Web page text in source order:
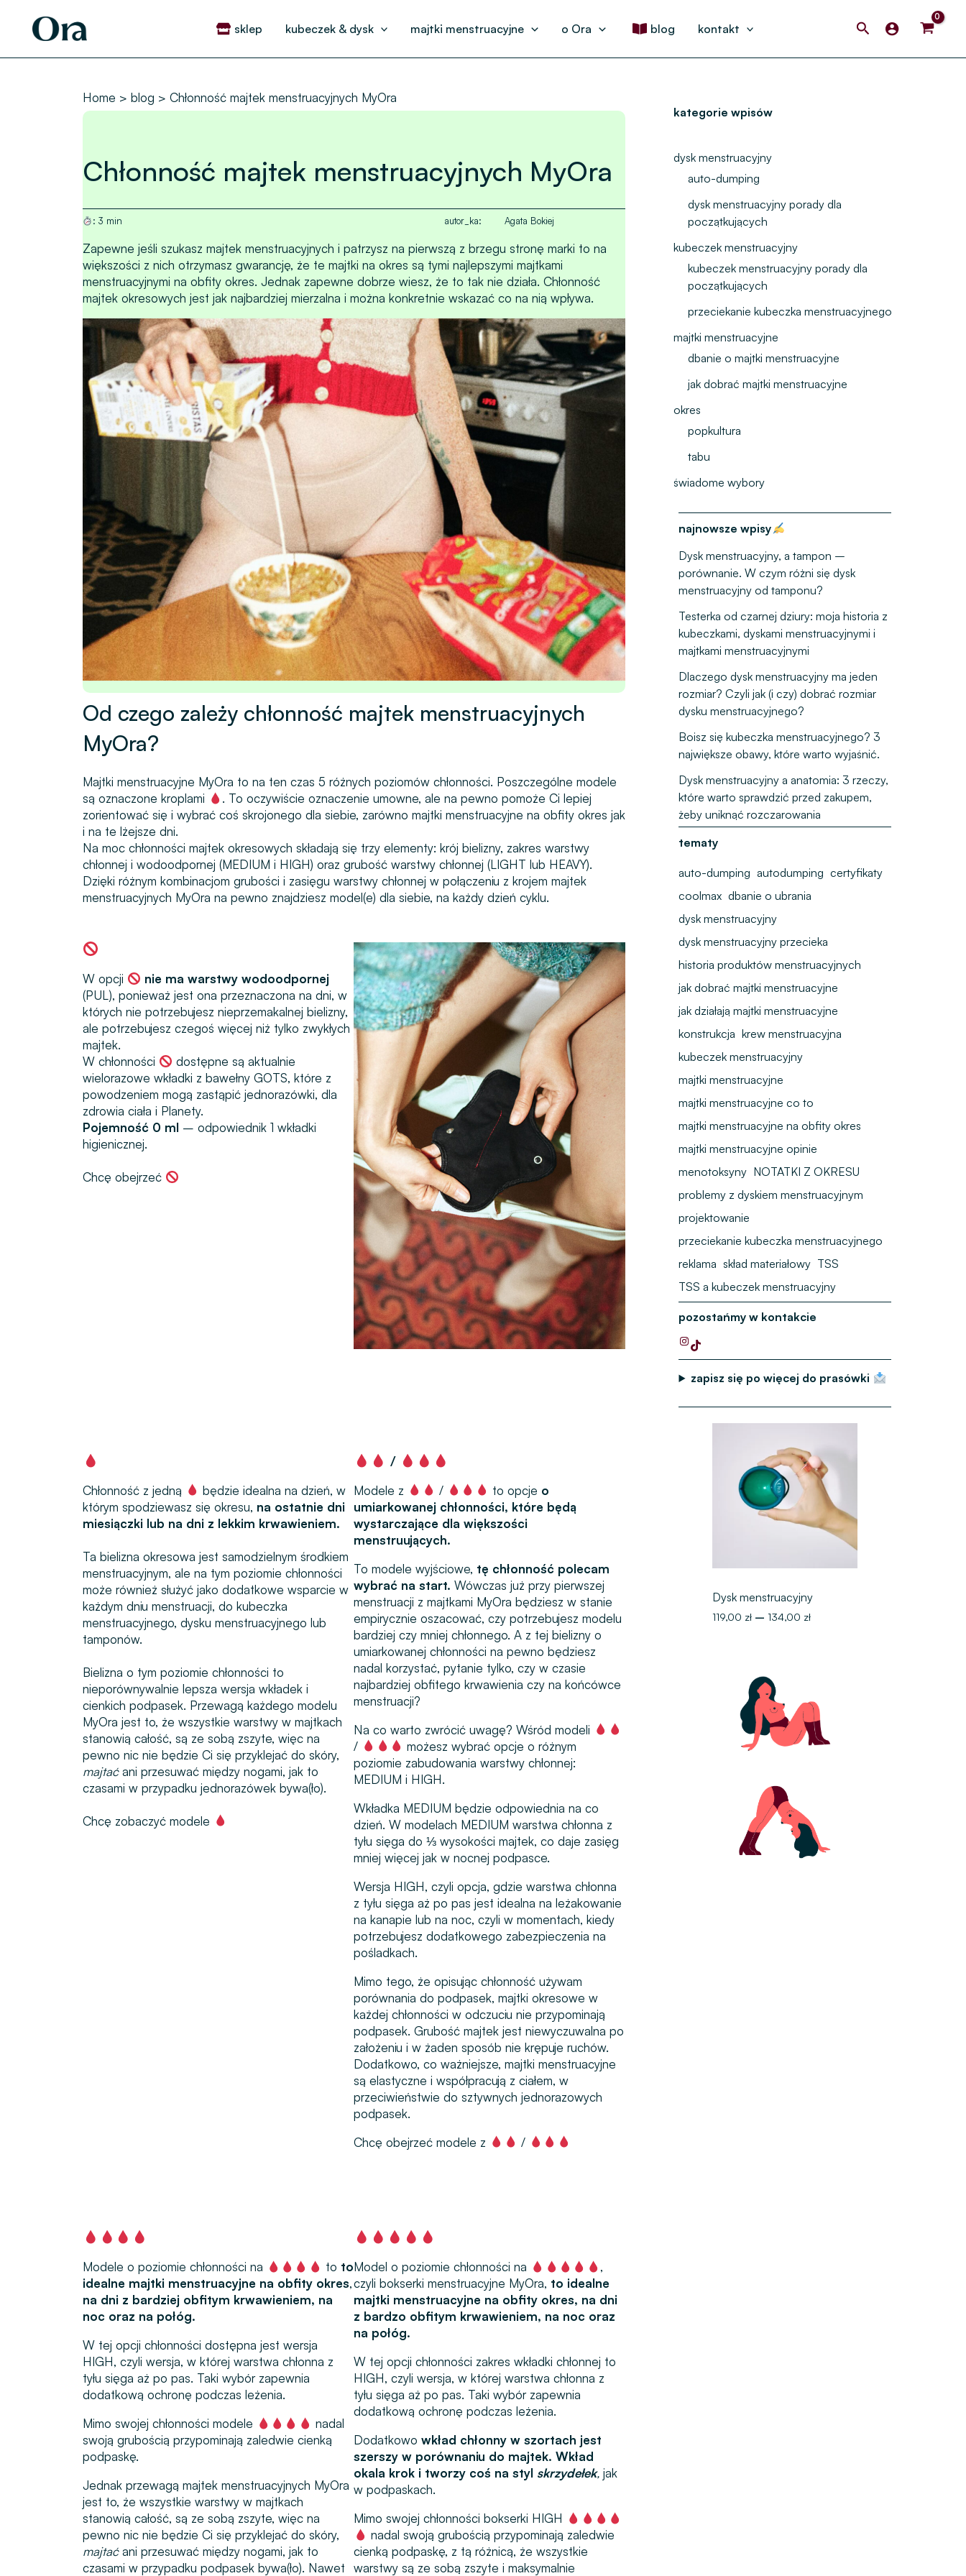
content
sklep kubeczek & dysk majtki menstruacyjne o Ora blog kontakt Search
Home blog Chłonność majtek menstruacyjnych MyOra
Chłonność majtek menstruacyjnych MyOra
: 3 min autor_ka: Agata Bokiej
Zapewne jeśli szukasz majtek menstruacyjnych i patrzysz na pierwszą z brzegu stronę marki to na
większości z nich otrzymasz gwarancję, że te majtki na okres są tymi najlepszymi majtkami
menstruacyjnymi na obfity okres. Jednak zapewne dobrze wiesz, że to tak nie działa. Chłonność
majtek okresowych jest jak najbardziej mierzalna i można konkretnie wskazać co na nią wpływa.
Od czego zależy chłonność majtek menstruacyjnych
MyOra?
Majtki menstruacyjne MyOra to na ten czas 5 różnych poziomów chłonności. Poszczególne modele
są oznaczone kroplami
. To oczywiście oznaczenie umowne, ale na pewno pomoże Ci lepiej
zorientować się i wybrać coś skrojonego dla siebie, zarówno majtki menstruacyjne na obfity okres jak
i na te lżejsze dni.
Na moc chłonności majtek okresowych składają się trzy elementy: krój bielizny, zakres warstwy
chłonnej i wodoodpornej (MEDIUM i HIGH) oraz grubość warstwy chłonnej (LIGHT lub HEAVY).
Dzięki różnym kombinacjom grubości i zasięgu warstwy chłonnej w połączeniu z krojem majtek
menstruacyjnych MyOra na pewno znajdziesz model(e) dla siebie, na każdy dzień cyklu.
W opcji
nie ma warstwy wodoodpornej
(PUL), ponieważ jest ona przeznaczona na dni, w
których nie potrzebujesz nieprzemakalnej bielizny,
ale potrzebujesz czegoś więcej niż tylko zwykłych
majtek.
W chłonności
dostępne są aktualnie
wielorazowe wkładki z bawełny GOTS, które z
powodzeniem mogą zastąpić jednorazówki, dla
zdrowia ciała i Planety.
Pojemność 0 ml – odpowiednik 1 wkładki
higienicznej.
Chcę obejrzeć
Chłonność z jedną
będzie idealna na dzień, w
którym spodziewasz się okresu, na ostatnie dni
miesiączki lub na dni z lekkim krwawieniem.
Ta bielizna okresowa jest samodzielnym środkiem
menstruacyjnym, ale na tym poziomie chłonności
może również służyć jako dodatkowe wsparcie w
każdym dniu menstruacji, do kubeczka
menstruacyjnego, dysku menstruacyjnego lub
tamponów.
Bielizna o tym poziomie chłonności to
nieporównywalnie lepsza wersja wkładek i
cienkich podpasek. Przewagą każdego modelu
MyOra jest to, że wszystkie warstwy w majtkach
stanowią całość, są ze sobą zszyte, więc na
pewno nic nie będzie Ci się przyklejać do skóry,
majtaćani przesuwać między nogami, jak to
czasami w przypadku jednorazówek bywa(ło).
Chcę zobaczyć modele
/
Modele z / to opcje o
umiarkowanej chłonności, które będą
wystarczające dla większości
menstruujących.
To modele wyjściowe, tę chłonność polecam
wybrać na start. Wówczas już przy pierwszej
menstruacji z majtkami MyOra będziesz w stanie
empirycznie oszacować, czy potrzebujesz modelu
bardziej czy mniej chłonnego. A z tej bielizny o
umiarkowanej chłonności na pewno będziesz
nadal korzystać, pytanie tylko, czy w czasie
najbardziej obfitego krwawienia czy na końcówce
menstruacji?
Na co warto zwrócić uwagę? Wśród modeli
/
możesz wybrać opcje o różnym
poziomie zabudowania warstwy chłonnej:
MEDIUM i HIGH.
Wkładka MEDIUM będzie odpowiednia na co
dzień. W modelach MEDIUM warstwa chłonna z
tyłu sięga do ⅓ wysokości majtek, co daje zasięg
mniej więcej jak w nocnej podpasce.
Wersja HIGH, czyli opcja, gdzie warstwa chłonna
z tyłu sięga aż po pas jest idealna na leżakowanie
na kanapie lub na noc, czyli w momentach, kiedy
potrzebujesz dodatkowego zabezpieczenia na
pośladkach.
Mimo tego, że opisując chłonność używam
porównania do podpasek, majtki okresowe w
każdej chłonności w odczuciu nie przypominają
podpasek. Grubość majtek jest niewyczuwalna po
założeniu i w żaden sposób nie krępuje ruchów.
Dodatkowo, co ważniejsze, majtki menstruacyjne
są elastyczne i współpracują z ciałem, w
przeciwieństwie do sztywnych jednorazowych
podpasek.
Chcę obejrzeć modele z
/
Modele o poziomie chłonności na to to
idealne majtki menstruacyjne na obfity okres,
na dni z bardziej obfitym krwawieniem, na
noc oraz na połóg.
W tej opcji chłonności dostępna jest wersja
HIGH, czyli wersja, w której warstwa chłonna z
tyłu sięga aż po pas. Taki wybór zapewnia
dodatkową ochronę podczas leżenia.
Mimo swojej chłonności modele
nadal
swoją grubością przypominają zaledwie cienką
podpaskę.
Jednak przewagą majtek menstruacyjnych MyOra
jest to, że wszystkie warstwy w majtkach
stanowią całość, są ze sobą zszyte, więc na
pewno nic nie będzie Ci się przyklejać do skóry,
majtaćani przesuwać między nogami, jak to
czasami w przypadku podpasek bywa(ło). Nawet
Model o poziomie chłonności na
,
czyli bokserki menstruacyjne MyOra, to idealne
majtki menstruacyjne na obfity okres, na dni
z bardzo obfitym krwawieniem, na noc oraz
na połóg.
W tej opcji chłonności zakres wkładki chłonnej to
HIGH, czyli wersja, w której warstwa chłonna z
tyłu sięga aż po pas. Taki wybór zapewnia
dodatkową ochronę podczas leżenia.
Dodatkowo wkład chłonny w szortach jest
szerszy w porównaniu do majtek. Wkład
okala krok i tworzy coś na styl skrzydełek, jak
w podpaskach.
Mimo swojej chłonności bokserki HIGH
nadal swoją grubością przypominają zaledwie
cienką podpaskę, z tą różnicą, że wszystkie
warstwy są ze sobą zszyte i maksymalnie
kategorie wpisów
dysk menstruacyjny
auto-dumping
dysk menstruacyjny porady dla
początkujących
kubeczek menstruacyjny
kubeczek menstruacyjny porady dla
początkujących
przeciekanie kubeczka menstruacyjnego
majtki menstruacyjne
dbanie o majtki menstruacyjne
jak dobrać majtki menstruacyjne
okres
popkultura
tabu
świadome wybory
najnowsze wpisy
Dysk menstruacyjny, a tampon –
porównanie. W czym różni się dysk
menstruacyjny od tamponu?
Testerka od czarnej dziury: moja historia z
kubeczkami, dyskami menstruacyjnymi i
majtkami menstruacyjnymi
Dlaczego dysk menstruacyjny ma jeden
rozmiar? Czyli jak (i czy) dobrać rozmiar
dysku menstruacyjnego?
Boisz się kubeczka menstruacyjnego? 3
największe obawy, które warto wyjaśnić.
Dysk menstruacyjny a anatomia: 3 rzeczy,
które warto sprawdzić przed zakupem,
żeby uniknąć rozczarowania
tematy
auto-dumping autodumping certyfikaty
coolmax dbanie o ubrania
dysk menstruacyjny
dysk menstruacyjny przecieka
historia produktów menstruacyjnych
jak dobrać majtki menstruacyjne
jak działają majtki menstruacyjne
konstrukcja krew menstruacyjna
kubeczek menstruacyjny
majtki menstruacyjne
majtki menstruacyjne co to
majtki menstruacyjne na obfity okres
majtki menstruacyjne opinie
menotoksyny NOTATKI Z OKRESU
problemy z dyskiem menstruacyjnym
projektowanie
przeciekanie kubeczka menstruacyjnego
reklama skład materiałowy TSS
TSS a kubeczek menstruacyjny
pozostańmy w kontakcie
zapisz się po więcej do prasówki
Dysk menstruacyjny
119,00 zł – 134,00 zł
k
r
e
e
n
d
1
,
d
o
1
3
ł